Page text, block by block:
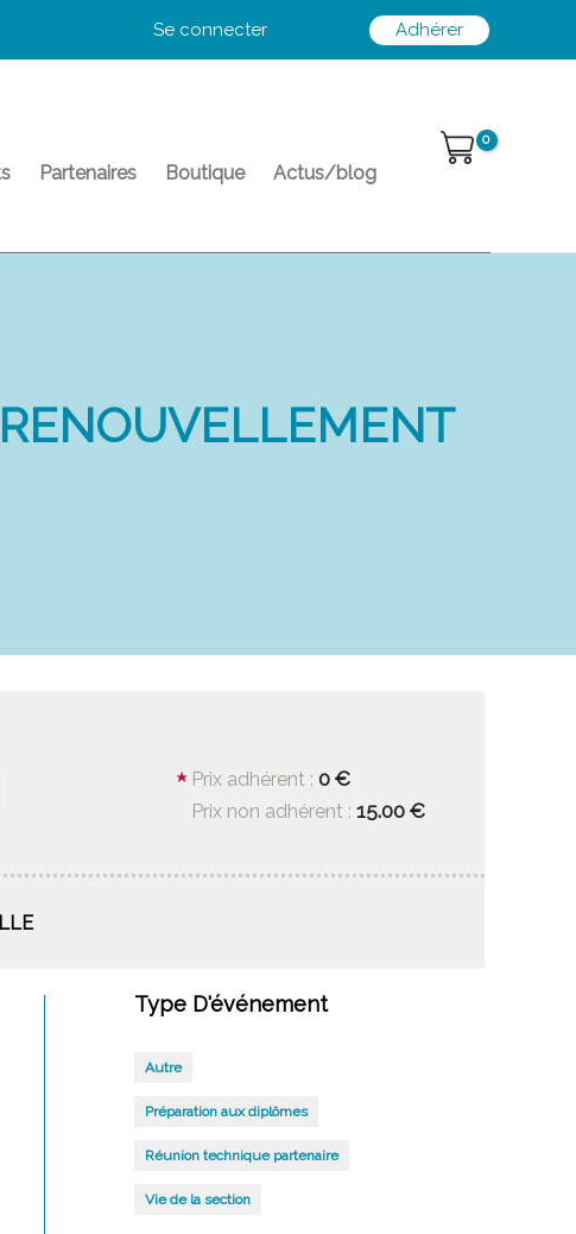
Se connecter Adhérer
Partenaires Boutique Actus/blog
Prix adhérent : 0 €
Prix non adhérent : 15.00 €
Type D'événement
Autre
Préparation aux diplômes
Réunion technique partenaire
Vie de la section